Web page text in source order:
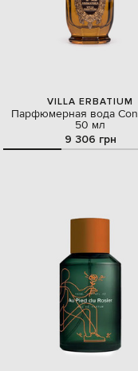
VILLA ERBATIUM
Парфюмерная вода
50 мл
9 306 грн